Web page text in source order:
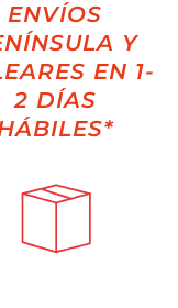
ENVÍOS
Y
EN 1-
2 DÍAS